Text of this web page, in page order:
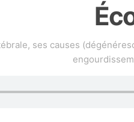
ses causes